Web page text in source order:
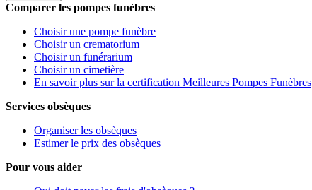
Comparer les pompes funèbres
Choisir une pompe funèbre
Choisir un crematorium
Choisir un funérarium
Choisir un cimetière
En savoir plus sur la certification Meilleures Pompes Funèbres
Services obsèques
Organiser les obsèques
Estimer le prix des obsèques
Pour vous aider